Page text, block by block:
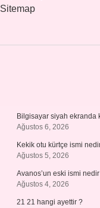
Sitemap
Bilgisayar siyah ekranda
Ağustos 6, 2026
Kekik otu kürtçe ismi
Ağustos 5, 2026
Avanos’un eski ismi
Ağustos 4, 2026
21 21 hangi ayettir ?